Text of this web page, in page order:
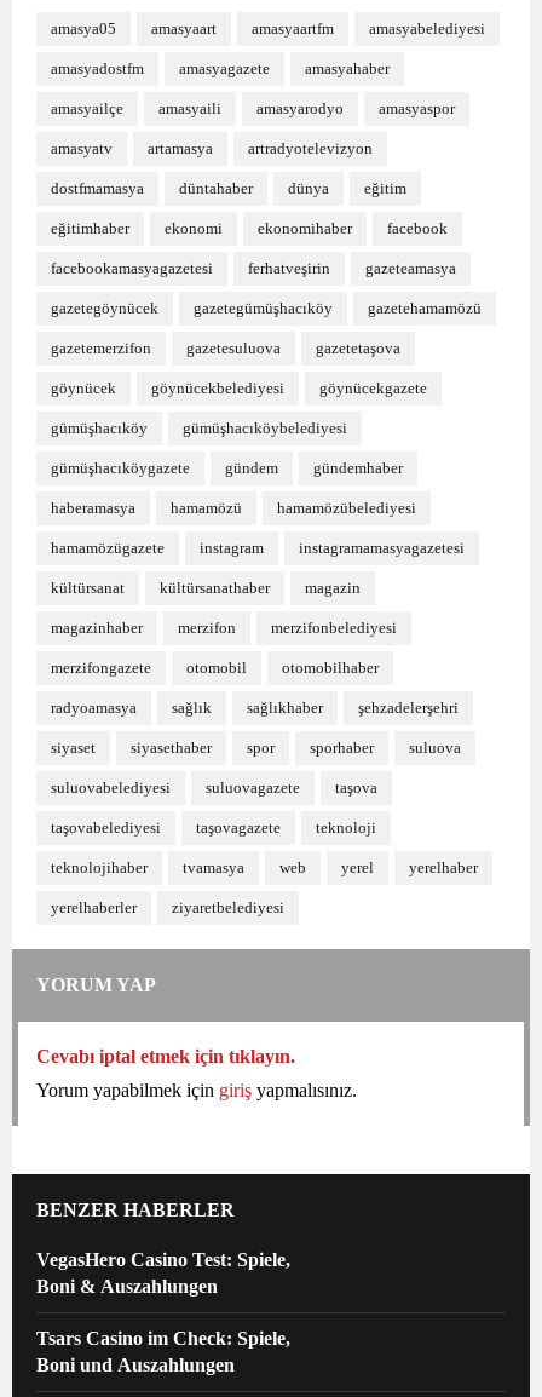
amasya05 amasyaart amasyaartfm amasyabelediyesi
amasyadostfm amasyagazete amasyahaber
amasyailçe amasyaili amasyarodyo amasyaspor
amasyatv artamasya artradyotelevizyon
dostfmamasya düntahaber dünya eğitim
eğitimhaber ekonomi ekonomihaber facebook
facebookamasyagazetesi ferhatveşirin gazeteamasya
gazetegöynücek gazetegümüşhacıköy gazetehamamözü
gazetemerzifon gazetesuluova gazetetaşova
göynücek göynücekbelediyesi göynücekgazete
gümüşhacıköy gümüşhacıköybelediyesi
gümüşhacıköygazete gündem gündemhaber
haberamasya hamamözü hamamözübelediyesi
hamamözügazete instagram instagramamasyagazetesi
kültürsanat kültürsanathaber magazin
magazinhaber merzifon merzifonbelediyesi
merzifongazete otomobil otomobilhaber
radyoamasya sağlık sağlıkhaber şehzadelerşehri
siyaset siyasethaber spor sporhaber suluova
suluovabelediyesi suluovagazete taşova
taşovabelediyesi taşovagazete teknoloji
teknolojihaber tvamasya web yerel yerelhaber
yerelhaberler ziyaretbelediyesi
YORUM YAP
Cevabı iptal etmek için tıklayın.
Yorum yapabilmek için giriş yapmalısınız.
BENZER HABERLER
VegasHero Casino Test: Spiele,
Boni & Auszahlungen
Tsars Casino im Check: Spiele,
Boni und Auszahlungen